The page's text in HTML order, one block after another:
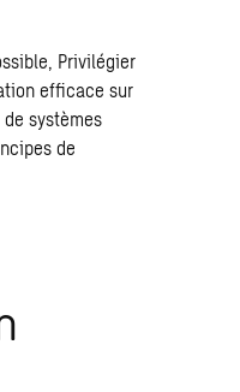
Privilégier
efficace sur
systèmes
de